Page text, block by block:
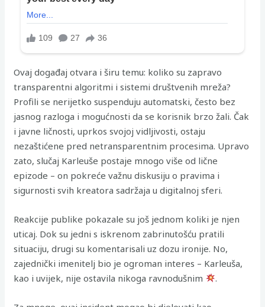
Ovaj događaj otvara i širu temu: koliko su zapravo
transparentni algoritmi i sistemi društvenih mreža?
Profili se nerijetko suspenduju automatski, često bez
jasnog razloga i mogućnosti da se korisnik brzo žali. Čak
i javne ličnosti, uprkos svojoj vidljivosti, ostaju
nezaštićene pred netransparentnim procesima. Upravo
zato, slučaj Karleuše postaje mnogo više od lične
epizode – on pokreće važnu diskusiju o pravima i
sigurnosti svih kreatora sadržaja u digitalnoj sferi.
Reakcije publike pokazale su još jednom koliki je njen
uticaj. Dok su jedni s iskrenom zabrinutošću pratili
situaciju, drugi su komentarisali uz dozu ironije. No,
zajednički imenitelj bio je ogroman interes – Karleuša,
kao i uvijek, nije ostavila nikoga ravnodušnim
.